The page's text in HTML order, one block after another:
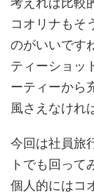
コオリナもそ
のがいいです
ティーショッ
ーティーから
風さえなけれ
今回は社員旅
トでも回って
個人的にはコ